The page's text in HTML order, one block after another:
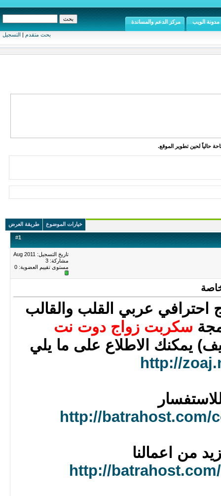
بحث متقدم | التسجيل
مدونة الويب مركز الدعم والمساندة
حالياً لحين تطوير الموقع.
خيارات الموضوع طريقة العرض
#1
تاريخ التسجيل: Aug 2011
مشاركة: 3
مستوى تقييم العضوية: 0
عربي القلب والقالب
سكربت زواج دوت نت
يمكنك الاطلاع على ما يلي
http://
http://batrahost.com/
من اعمالنا
http://